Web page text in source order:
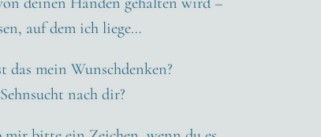
auf dem ich lie­ge…
das mein Wunsch­den­ken?
nach dir?